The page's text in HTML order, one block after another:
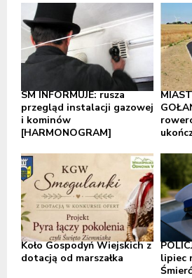
SM INFORMUJE: rusza
przegląd instalacji gazowej
i kominów
[HARMONOGRAM]
Koło Gospodyń Wiejskich z
dotacją od marszałka
lipiec